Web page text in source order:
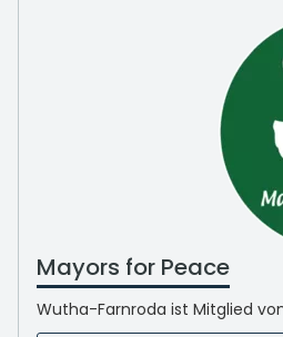
Mayors for Peace
Wutha-Farnroda ist Mitglied